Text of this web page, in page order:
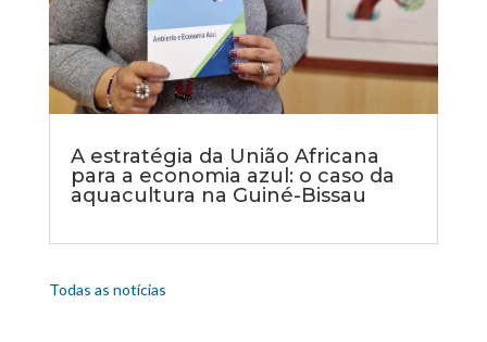
A estratégia da União Africana
para a economia azul: o caso da
aquacultura na Guiné-Bissau
Todas as notícias